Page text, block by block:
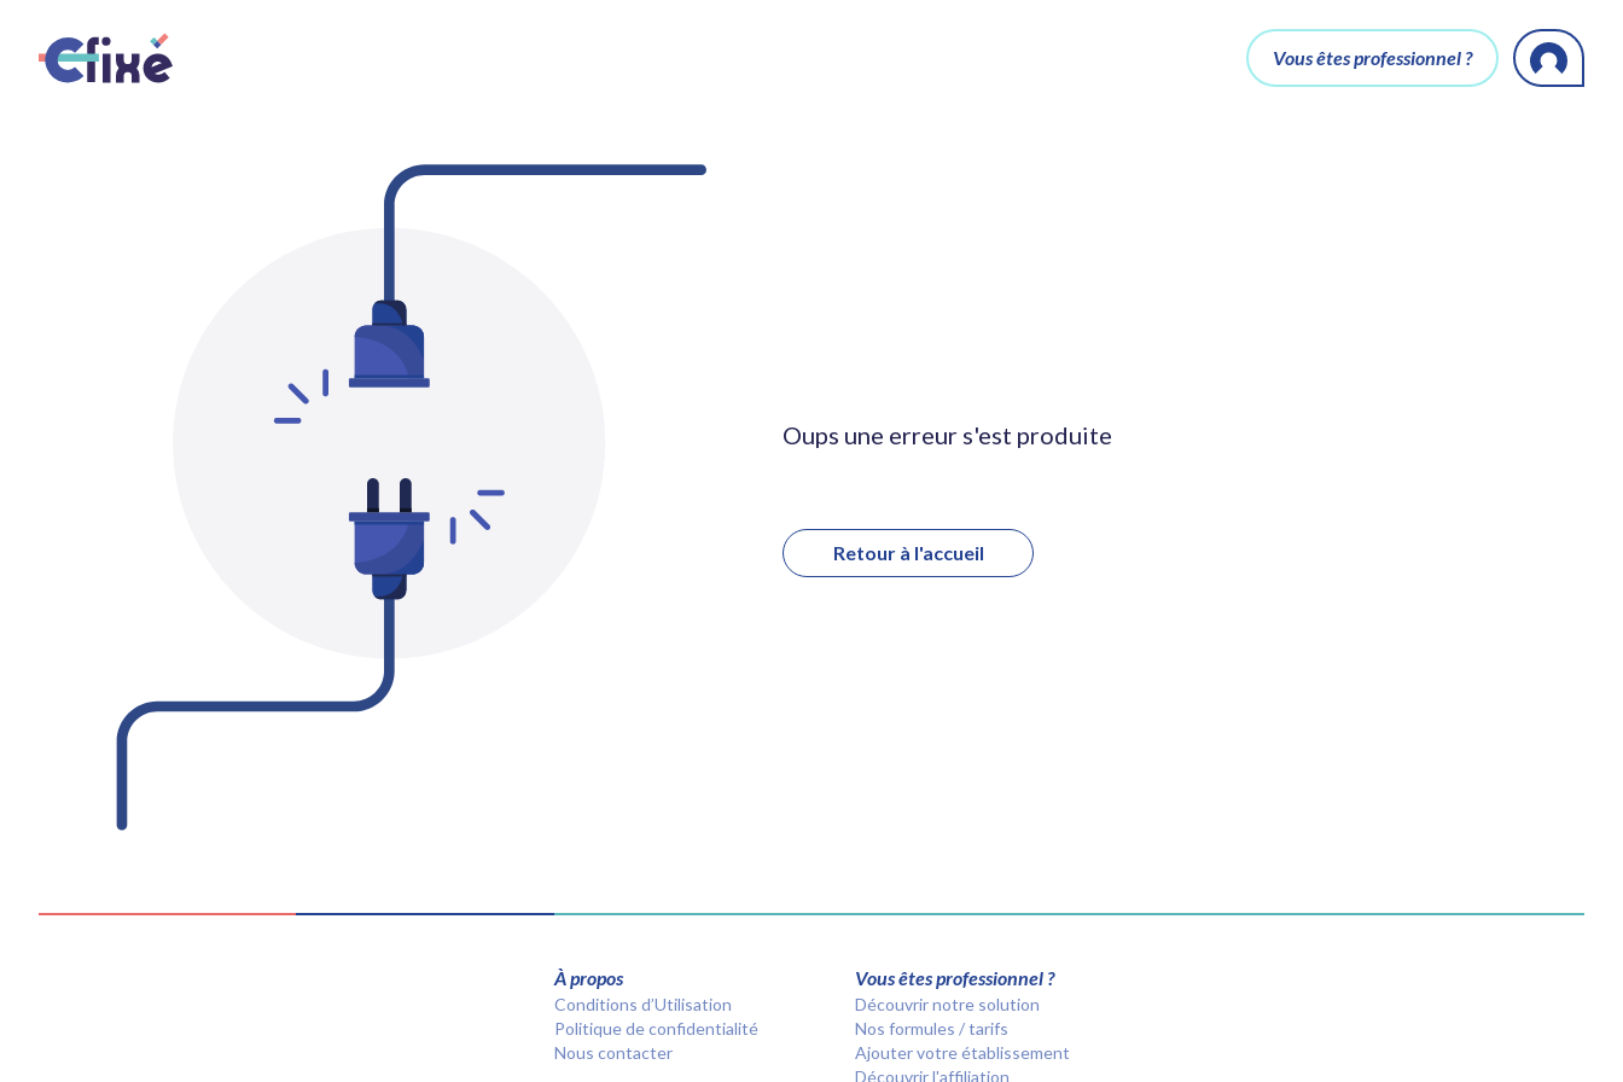
Vous êtes professionnel ?
Oups une erreur s'est produite
Retour à l'accueil
À propos
Conditions d’Utilisation
Politique de confidentialité
Nous contacter
Vous êtes professionnel ?
Découvrir notre solution
Nos formules / tarifs
Ajouter votre établissement
Découvrir l'affiliation